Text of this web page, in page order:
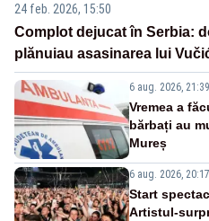
24 feb. 2026, 15:50
Complot dejucat în Serbia:
plănuiau asasinarea lui
6 aug. 2026, 21:39
Vremea a
bărbați au
Mureș
6 aug. 2026, 20:17
Start
Artistul-